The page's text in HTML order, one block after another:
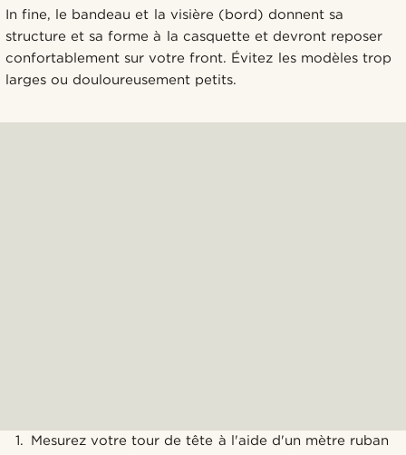
In fine, le bandeau et la visière (bord) donnent sa
structure et sa forme à la casquette et devront reposer
confortablement sur votre front. Évitez les modèles trop
larges ou douloureusement petits.
Mesurez votre tour de tête à l'aide d'un mètre ruban